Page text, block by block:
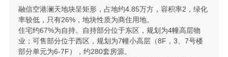
融信空港澜天地块呈矩形，占地约4.85万方，容积率2，绿化
率较低，只有26%，地块性质为商住用地。
住宅约67%为自持。自持部分位于东区，规划为4幢高层物
业；可售部分位于西区，规划为7幢小高层（8F，3、7号楼
部分单元为6-7F），约280套房源。